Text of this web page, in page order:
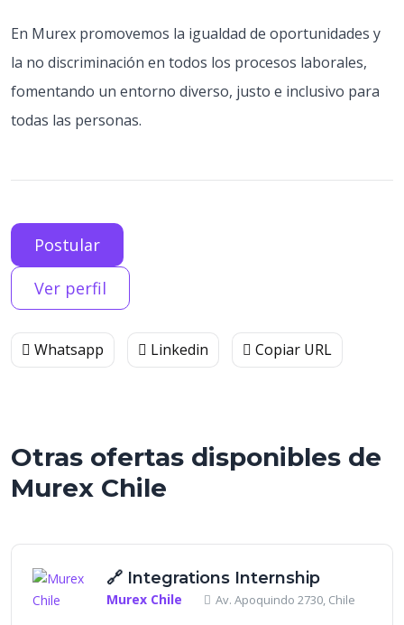
En Murex promovemos la igualdad de oportunidades y
la no discriminación en todos los procesos laborales,
fomentando un entorno diverso, justo e inclusivo para
todas las personas.
Postular
Ver perfil
Whatsapp Linkedin Copiar URL
Otras ofertas disponibles de
Murex Chile
🔗 Integrations Internship
Murex Chile Av. Apoquindo 2730, Chile